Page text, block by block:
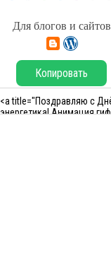
Для блогов и сайтов
Копировать